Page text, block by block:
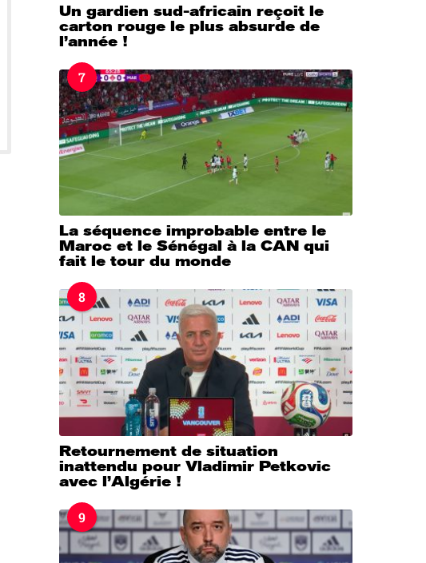
Un gardien sud-africain reçoit le
carton rouge le plus absurde de
l’année !
7
La séquence improbable entre le
Maroc et le Sénégal à la CAN qui
fait le tour du monde
8
Retournement de situation
inattendu pour Vladimir Petkovic
avec l’Algérie !
9